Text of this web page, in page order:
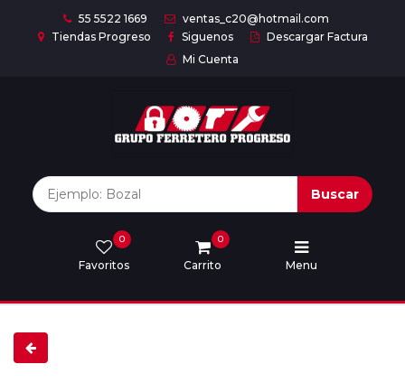
55 5522 1669
ventas_c20@hotmail.com
Tiendas Progreso
Siguenos
Descargar Factura
Mi Cuenta
Buscar
Favoritos
0
Carrito
0
Menu
Marcas
Descargar